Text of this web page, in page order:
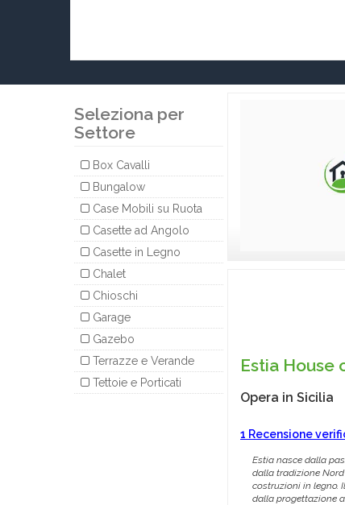
Seleziona per
Settore
Box Cavalli
Bungalow
Case Mobili su Ruota
Casette ad Angolo
Casette in Legno
Chalet
Chioschi
Garage
Gazebo
Terrazze e Verande
Tettoie e Porticati
Estia House
Opera in Sicilia
1 Recensione
Estia nasce dalla
dalla tradizione
costruzioni in legno.
dalla progettazione